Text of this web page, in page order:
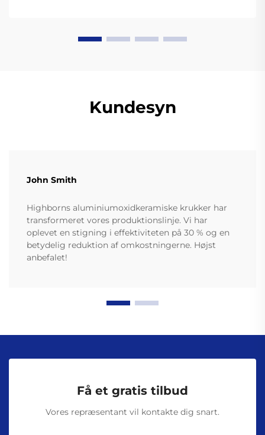
Kundesyn
John Smith
Highborns aluminiumoxidkeramiske krukker har
transformeret vores produktionslinje. Vi har
oplevet en stigning i effektiviteten på 30 % og en
betydelig reduktion af omkostningerne. Højst
anbefalet!
Få et gratis tilbud
Vores repræsentant vil kontakte dig snart.